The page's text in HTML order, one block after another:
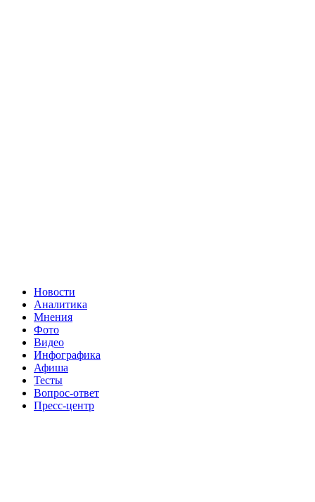
Новости
Аналитика
Мнения
Фото
Видео
Инфографика
Афиша
Тесты
Вопрос-ответ
Пресс-центр